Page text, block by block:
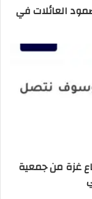
العائلات في
غزة من جمعية